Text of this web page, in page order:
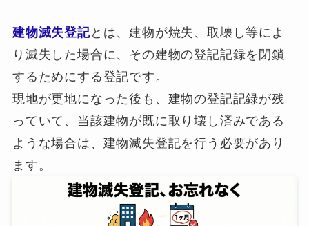
建物滅失登記とは、建物が焼失、取壊し等によ
り滅失した場合に、その建物の登記記録を閉鎖
するためにする登記です。
現地が更地になった後も、建物の登記記録が残
っていて、当該建物が既に取り壊し済みである
ような場合は、建物滅失登記を行う必要があり
ます。